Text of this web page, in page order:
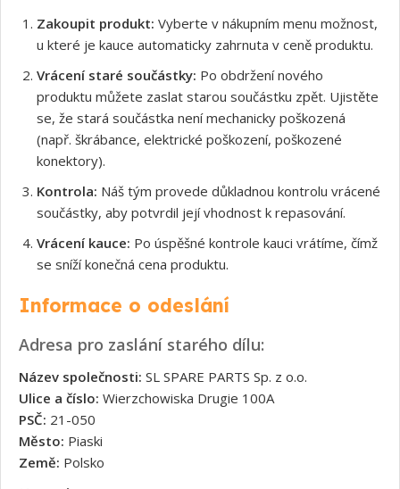
Zakoupit produkt: Vyberte v nákupním menu možnost,
u které je kauce automaticky zahrnuta v ceně produktu.
Vrácení staré součástky: Po obdržení nového
produktu můžete zaslat starou součástku zpět. Ujistěte
se, že stará součástka není mechanicky poškozená
(např. škrábance, elektrické poškození, poškozené
konektory).
Kontrola: Náš tým provede důkladnou kontrolu vrácené
součástky, aby potvrdil její vhodnost k repasování.
Vrácení kauce: Po úspěšné kontrole kauci vrátíme, čímž
se sníží konečná cena produktu.
Informace o odeslání
Adresa pro zaslání starého dílu:
Název společnosti: SL SPARE PARTS Sp. z o.o.
Ulice a číslo: Wierzchowiska Drugie 100A
PSČ: 21-050
Město: Piaski
Země: Polsko